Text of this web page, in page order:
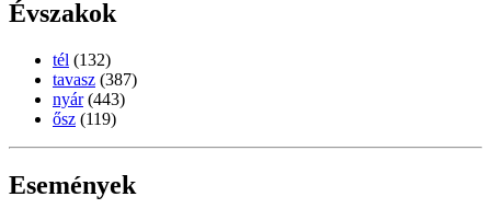
Évszakok
tél (132)
tavasz (387)
nyár (443)
ősz (119)
Események